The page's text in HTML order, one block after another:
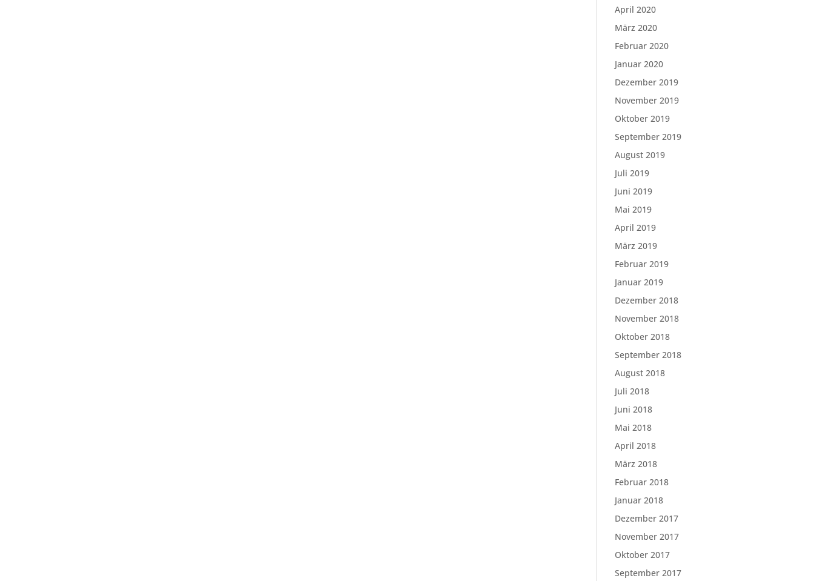
April 2020
März 2020
Februar 2020
Januar 2020
Dezember 2019
November 2019
Oktober 2019
September 2019
August 2019
Juli 2019
Juni 2019
Mai 2019
April 2019
März 2019
Februar 2019
Januar 2019
Dezember 2018
November 2018
Oktober 2018
September 2018
August 2018
Juli 2018
Juni 2018
Mai 2018
April 2018
März 2018
Februar 2018
Januar 2018
Dezember 2017
November 2017
Oktober 2017
September 2017